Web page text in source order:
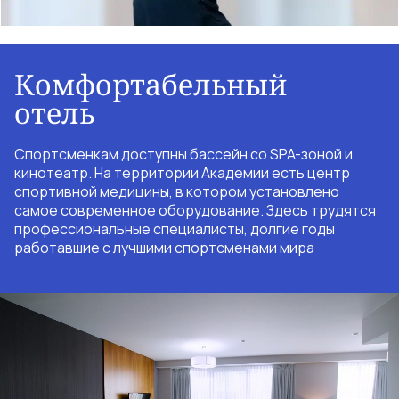
Комфортабельный
отель
Спортсменкам доступны бассейн со SPA-зоной и
кинотеатр. На территории Академии есть центр
спортивной медицины, в котором установлено
самое современное оборудование. Здесь трудятся
профессиональные специалисты, долгие годы
работавшие с лучшими спортсменами мира